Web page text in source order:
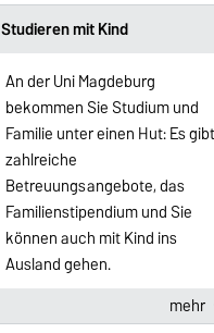
Studieren mit Kind
An der Uni Magdeburg
bekommen Sie Studium und
Familie unter einen Hut: Es gibt
zahlreiche
Betreuungsangebote, das
Familien­stipendium und Sie
können auch mit Kind ins
Ausland gehen.
mehr